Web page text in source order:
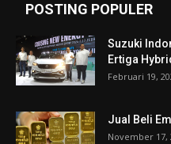
POSTING POPULER
Suzuki
Ertiga
Februari 19,
Jual Beli
November 17,